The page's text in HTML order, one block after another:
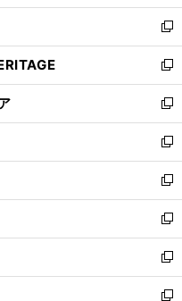
ウ
で
開
く
ン
ド
ウ
で
開
く
新
し
い
ウ
ィ
ン
ド
ウ
で
開
く
新
し
い
ウ
ィ
ン
ド
ウ
で
開
く
新
し
い
ウ
ィ
ン
ド
ウ
で
開
く
新
し
い
ウ
ィ
ン
ド
ウ
で
新
し
い
ウ
ィ
ン
ド
新
し
い
ウ
ィ
新
し